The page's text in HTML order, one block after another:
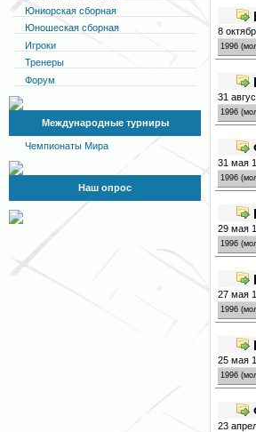
Юниорская сборная
Юношеская сборная
Игроки
Тренеры
Форум
Международные турниры
Чемпионаты Мира
Наш опрос
8
1996
31
1996
31 мая
1996
29 мая
1996
27 мая
1996
25 мая
1996
23